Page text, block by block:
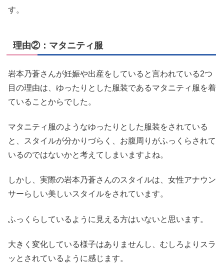
す。
理由②：マタニティ服
岩本乃蒼さんが妊娠や出産をしていると言われている2つ
目の理由は、ゆったりとした服装であるマタニティ服を着
ていることからでした。
マタニティ服のようなゆったりとした服装をされている
と、スタイルが分かりづらく、お腹周りがふっくらされて
いるのではないかと考えてしまいますよね。
しかし、実際の岩本乃蒼さんのスタイルは、女性アナウン
サーらしい美しいスタイルをされています。
ふっくらしているように見える方はいないと思います。
大きく変化している様子はありませんし、むしろよりスラ
ッとされているように感じます。